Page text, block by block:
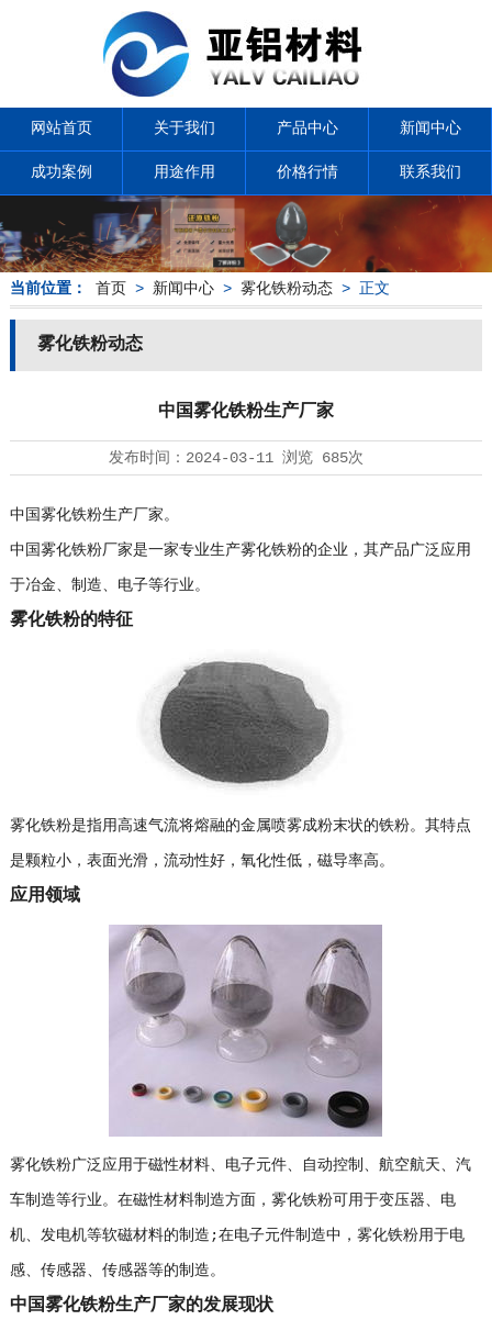
网站首页 关于我们 产品中心 新闻中心
成功案例 用途作用 价格行情 联系我们
当前位置： 首页 > 新闻中心> 雾化铁粉动态> 正文
雾化铁粉动态
中国雾化铁粉生产厂家
发布时间： 2024-03-11浏览 685次
中国雾化铁粉生产厂家。
中国雾化铁粉厂家是一家专业生产雾化铁粉的企业，其产品广泛应用
于冶金、制造、电子等行业。
雾化铁粉的特征
雾化铁粉是指用高速气流将熔融的金属喷雾成粉末状的铁粉。其特点
是颗粒小，表面光滑，流动性好，氧化性低，磁导率高。
应用领域
雾化铁粉广泛应用于磁性材料、电子元件、自动控制、航空航天、汽
车制造等行业。在磁性材料制造方面，雾化铁粉可用于变压器、电
机、发电机等软磁材料的制造;在电子元件制造中，雾化铁粉用于电
感、传感器、传感器等的制造。
中国雾化铁粉生产厂家的发展现状